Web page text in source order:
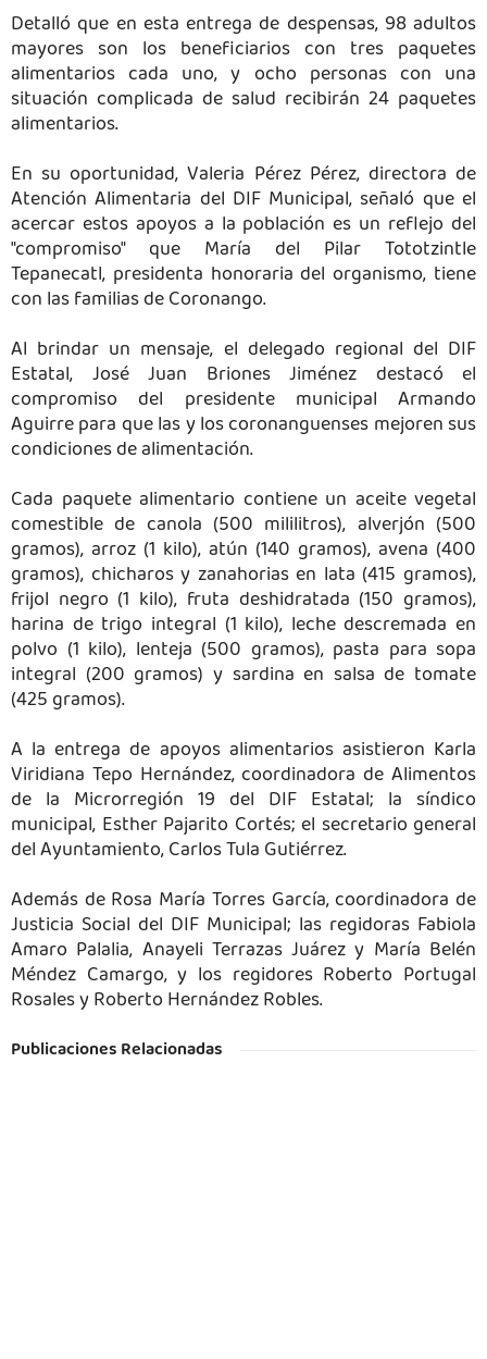
Detalló que en esta entrega de despensas, 98 adultos
mayores son los beneficiarios con tres paquetes
alimentarios cada uno, y ocho personas con una
situación complicada de salud recibirán 24 paquetes
alimentarios.
En su oportunidad, Valeria Pérez Pérez, directora de
Atención Alimentaria del DIF Municipal, señaló que el
acercar estos apoyos a la población es un reflejo del
"compromiso" que María del Pilar Tototzintle
Tepanecatl, presidenta honoraria del organismo, tiene
con las familias de Coronango.
Al brindar un mensaje, el delegado regional del DIF
Estatal, José Juan Briones Jiménez destacó el
compromiso del presidente municipal Armando
Aguirre para que las y los coronanguenses mejoren sus
condiciones de alimentación.
Cada paquete alimentario contiene un aceite vegetal
comestible de canola (500 mililitros), alverjón (500
gramos), arroz (1 kilo), atún (140 gramos), avena (400
gramos), chicharos y zanahorias en lata (415 gramos),
frijol negro (1 kilo), fruta deshidratada (150 gramos),
harina de trigo integral (1 kilo), leche descremada en
polvo (1 kilo), lenteja (500 gramos), pasta para sopa
integral (200 gramos) y sardina en salsa de tomate
(425 gramos).
A la entrega de apoyos alimentarios asistieron Karla
Viridiana Tepo Hernández, coordinadora de Alimentos
de la Microrregión 19 del DIF Estatal; la síndico
municipal, Esther Pajarito Cortés; el secretario general
del Ayuntamiento, Carlos Tula Gutiérrez.
Además de Rosa María Torres García, coordinadora de
Justicia Social del DIF Municipal; las regidoras Fabiola
Amaro Palalia, Anayeli Terrazas Juárez y María Belén
Méndez Camargo, y los regidores Roberto Portugal
Rosales y Roberto Hernández Robles.
Publicaciones Relacionadas